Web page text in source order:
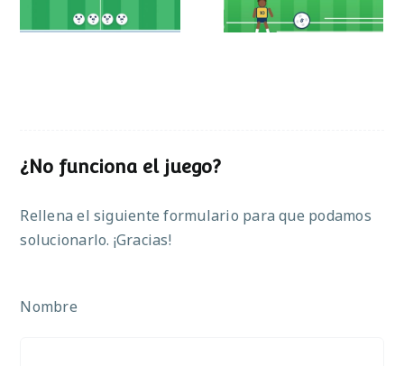
¿No funciona el juego?
Rellena el siguiente formulario para que podamos
solucionarlo. ¡Gracias!
Nombre